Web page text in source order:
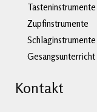
Tasteninstrumente
Zupfinstrumente
Schlaginstrumente
Gesangsunterricht
Kontakt